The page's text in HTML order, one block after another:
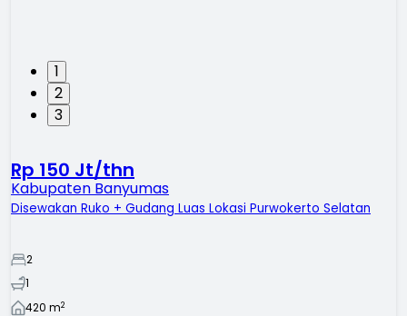
1
2
3
Rp 150 Jt/thn
Kabupaten Banyumas
Disewakan Ruko + Gudang Luas Lokasi Purwokerto Selatan
2
1
420 m2